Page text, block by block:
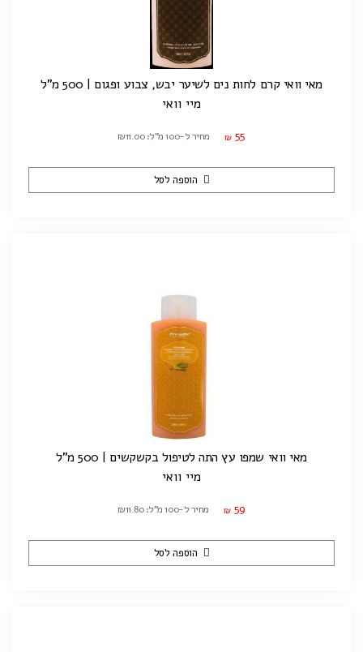
מאי וואי קרם לחות נים לשיער יבש, צבוע ופגום | 500 מ"ל
מיי וואי
₪ 55 מחיר ל-100 מ"ל: ₪11.00
הוספה לסל
מאי וואי שמפו עץ התה לטיפול בקשקשים | 500 מ"ל
מיי וואי
₪ 59 מחיר ל-100 מ"ל: ₪11.80
הוספה לסל